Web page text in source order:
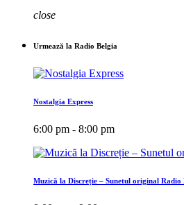
close
Urmează la Radio Belgia
Nostalgia Express
6:00 pm - 8:00 pm
Muzică la Discreție – Sunetul original Radio